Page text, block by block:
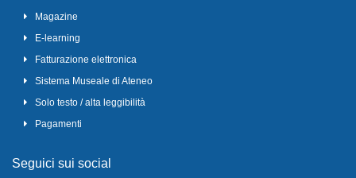
Magazine
E-learning
Fatturazione elettronica
Sistema Museale di Ateneo
Solo testo / alta leggibilità
Pagamenti
Seguici sui social